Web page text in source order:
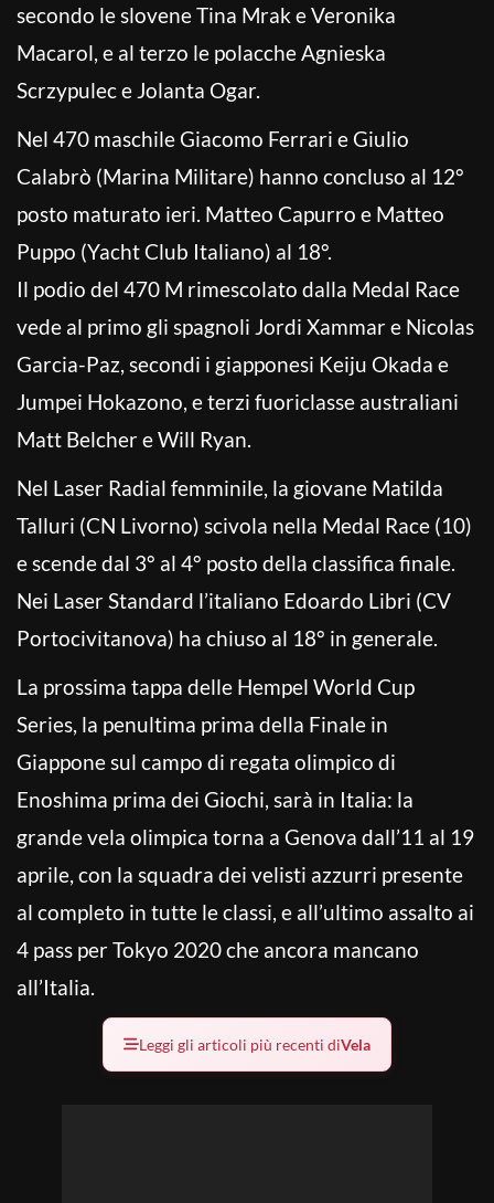
secondo le slovene Tina Mrak e Veronika
Macarol, e al terzo le polacche Agnieska
Scrzypulec e Jolanta Ogar.
Nel 470 maschile Giacomo Ferrari e Giulio
Calabrò (Marina Militare) hanno concluso al 12°
posto maturato ieri. Matteo Capurro e Matteo
Puppo (Yacht Club Italiano) al 18°.
Il podio del 470 M rimescolato dalla Medal Race
vede al primo gli spagnoli Jordi Xammar e Nicolas
Garcia-Paz, secondi i giapponesi Keiju Okada e
Jumpei Hokazono, e terzi fuoriclasse australiani
Matt Belcher e Will Ryan.
Nel Laser Radial femminile, la giovane Matilda
Talluri (CN Livorno) scivola nella Medal Race (10)
e scende dal 3° al 4° posto della classifica finale.
Nei Laser Standard l’italiano Edoardo Libri (CV
Portocivitanova) ha chiuso al 18° in generale.
La prossima tappa delle Hempel World Cup
Series, la penultima prima della Finale in
Giappone sul campo di regata olimpico di
Enoshima prima dei Giochi, sarà in Italia: la
grande vela olimpica torna a Genova dall’11 al 19
aprile, con la squadra dei velisti azzurri presente
al completo in tutte le classi, e all’ultimo assalto ai
4 pass per Tokyo 2020 che ancora mancano
all’Italia.
Leggi gli articoli più recenti diVela